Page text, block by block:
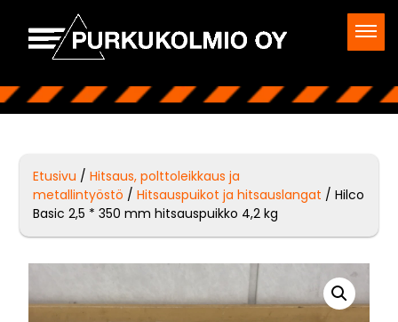
Etusivu /Hitsaus, polttoleikkaus ja
metallintyöstö /Hitsauspuikot ja hitsauslangat / Hilco
Basic 2,5 * 350 mm hitsauspuikko 4,2 kg